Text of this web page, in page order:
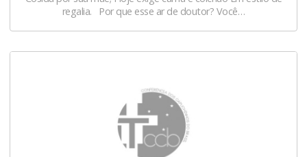
regalia. Por que esse ar de doutor? Você…